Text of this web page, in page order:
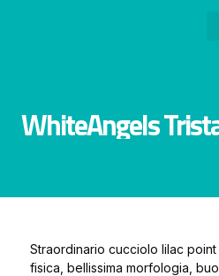
WhiteAngels
Straordinario cucciolo lilac point
fisica, bellissima morfologia,